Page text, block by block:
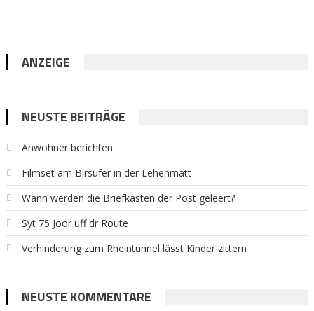
ANZEIGE
NEUSTE BEITRÄGE
Anwohner berichten
Filmset am Birsufer in der Lehenmatt
Wann werden die Briefkästen der Post geleert?
Syt 75 Joor uff dr Route
Verhinderung zum Rheintunnel lässt Kinder zittern
NEUSTE KOMMENTARE